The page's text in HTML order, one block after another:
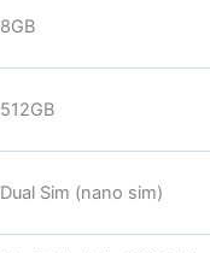
8GB
512GB
Dual Sim (nano sim)